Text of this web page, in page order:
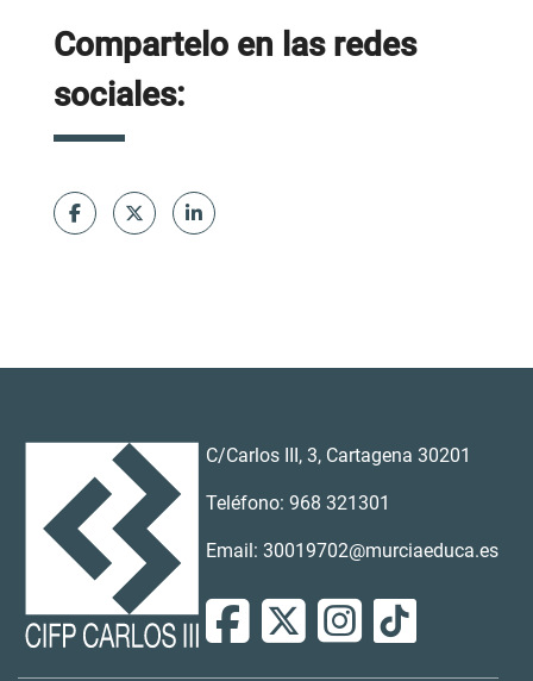
Compartelo en las redes
sociales:
C/Carlos III, 3, Cartagena 30201
Teléfono: 968 321301
Email: 30019702@murciaeduca.es